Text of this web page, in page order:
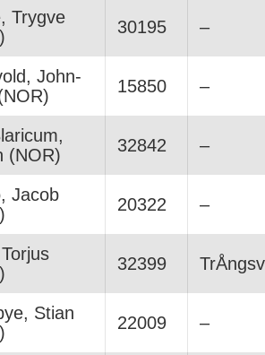
Trygve
30195 –
John-
15850 –
(NOR)
32842 –
Jacob
20322 –
32399
Stian
22009 –